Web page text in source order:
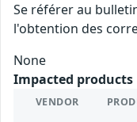
Se référer au
l'obtention des
None
Impacted products
VENDOR